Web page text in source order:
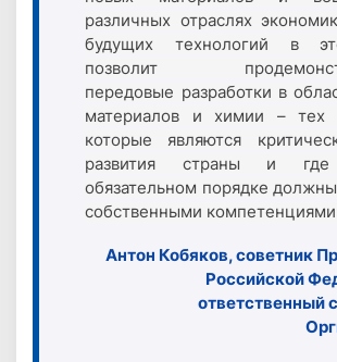
различных отраслях
будущих технологий в
позволит
передовые разработки в
материалов и химии – тех
которые являются
развития страны и
обязательном порядке
собственными
Антон Кобяков, советник
Российской
ответственный